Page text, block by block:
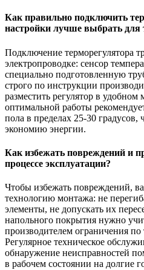
Как правильно подключить
настройки лучше выбрать для
Подключение терморегулятора
электропроводке: сенсор
специально подготовленную
строго по инструкции
разместить регулятор в удобном
оптимальной работы
пола в пределах 25-30 градусов,
экономию энергии.
Как избежать повреждений и
процессе эксплуатации?
Чтобы избежать повреждений,
технологию монтажа: не
элементы, не допускать их
напольного покрытия нужно
производителем ограничения
Регулярное техническое
обнаружение неисправностей
в рабочем состоянии на долгие